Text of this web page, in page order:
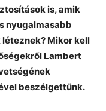
is, amik
nyugalmasabb
Mikor kell
Lambert
beszélgettünk.